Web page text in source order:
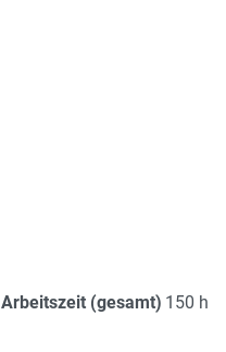
Arbeitszeit (gesamt) 150 h